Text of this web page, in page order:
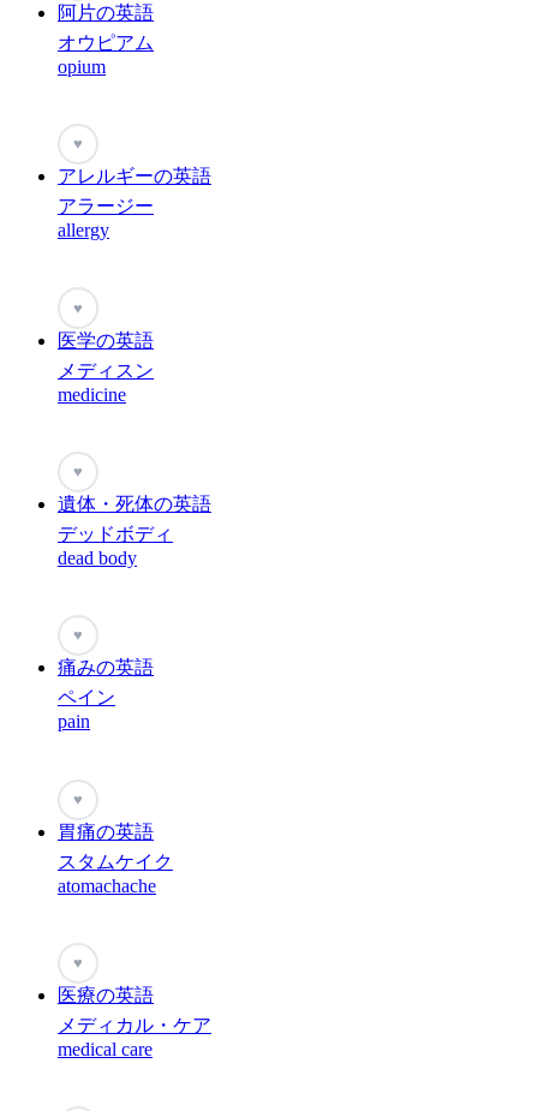
阿片の英語
オウピアム
opium
♥
アレルギーの英語
アラージー
allergy
♥
医学の英語
メディスン
medicine
♥
遺体・死体の英語
デッドボディ
dead body
♥
痛みの英語
ペイン
pain
♥
胃痛の英語
スタムケイク
atomachache
♥
医療の英語
メディカル・ケア
medical care